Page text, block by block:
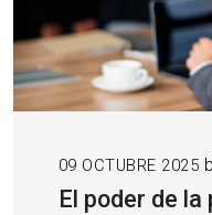
09 OCTUBRE 2025
El poder de